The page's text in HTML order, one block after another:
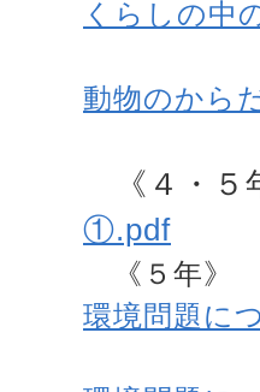
くらしの中
動物のから
《４・５
①.pdf
《５年
環境問題に